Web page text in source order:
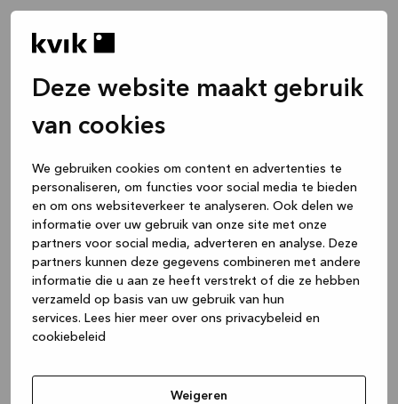
Deze website maakt gebruik
van cookies
We gebruiken cookies om content en advertenties te
personaliseren, om functies voor social media te bieden
en om ons websiteverkeer te analyseren. Ook delen we
informatie over uw gebruik van onze site met onze
partners voor social media, adverteren en analyse. Deze
partners kunnen deze gegevens combineren met andere
informatie die u aan ze heeft verstrekt of die ze hebben
verzameld op basis van uw gebruik van hun
services. Lees hier meer over ons privacybeleid en
cookiebeleid
Weigeren
(see the browser console for more